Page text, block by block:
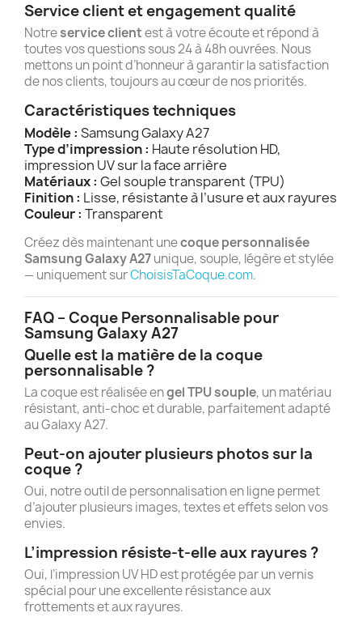
Service client et engagement qualité
Notreservice clientest à votre écoute et répond à
toutes vos questions sous 24 à 48h ouvrées. Nous
mettons un point d’honneur à garantir la satisfaction
de nos clients, toujours au cœur de nos priorités.
Caractéristiques techniques
Modèle : Samsung Galaxy A27
Type d’impression : Haute résolution HD,
impression UV sur la face arrière
Matériaux : Gel souple transparent (TPU)
Finition : Lisse, résistante à l’usure et aux rayures
Couleur : Transparent
Créez dès maintenant unecoque personnalisée
Samsung Galaxy A27unique, souple, légère et stylée
— uniquement surChoisisTaCoque.com.
FAQ – Coque Personnalisable pour
Samsung Galaxy A27
Quelle est la matière de la coque
personnalisable ?
La coque est réalisée engel TPU souple, un matériau
résistant, anti-choc et durable, parfaitement adapté
au Galaxy A27.
Peut-on ajouter plusieurs photos sur la
coque ?
Oui, notre outil de personnalisation en ligne permet
d’ajouter plusieurs images, textes et effets selon vos
envies.
L’impression résiste-t-elle aux rayures ?
Oui, l’impression UV HD est protégée par un vernis
spécial pour une excellente résistance aux
frottements et aux rayures.